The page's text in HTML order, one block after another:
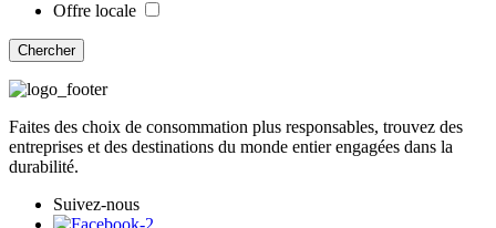
Offre locale
Chercher
Faites des choix de consommation plus responsables, trouvez des
entreprises et des destinations du monde entier engagées dans la
durabilité.
Suivez-nous